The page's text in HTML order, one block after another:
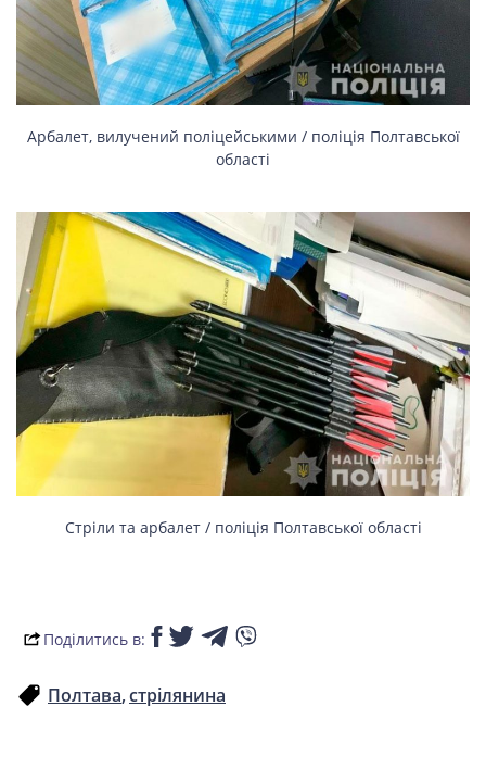
LIFESTYLE
Арбалет, вилучений поліцейськими / поліція Полтавської
області
Стріли та арбалет / поліція Полтавської області
Поділитись в:
Полтава стрілянина